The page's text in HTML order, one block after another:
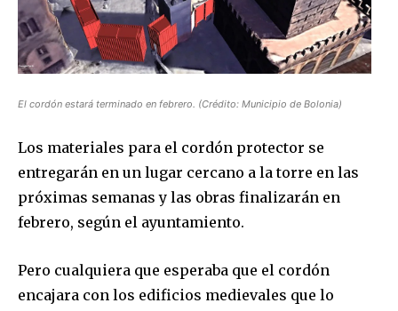
El cordón estará terminado en febrero. (Crédito: Municipio de Bolonia)
Los materiales para el cordón protector se
entregarán en un lugar cercano a la torre en las
próximas semanas y las obras finalizarán en
febrero, según el ayuntamiento.
Pero cualquiera que esperaba que el cordón
encajara con los edificios medievales que lo